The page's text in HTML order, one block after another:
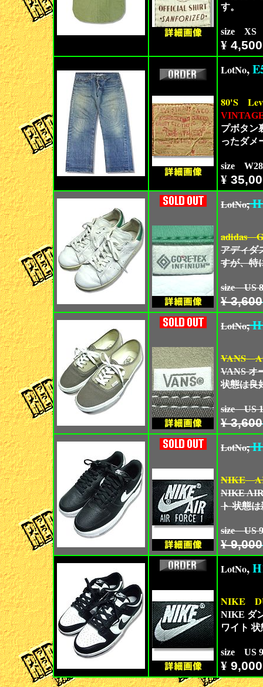
す。
size XS
¥ 4,500
LotNo,
80'S
プボタン
ったダメ
size
¥
LotNo,
adidas
アディダ
すが、特
size US
¥ 3,600
LotNo,
VANS
VANS オ
状態は良
size US
¥ 3,600
LotNo,
NIKE
NIKE
ト 状態
size US
¥ 9,000
LotNo,
NIKE
NIKE ダ
ワイト
size US
¥ 9,000